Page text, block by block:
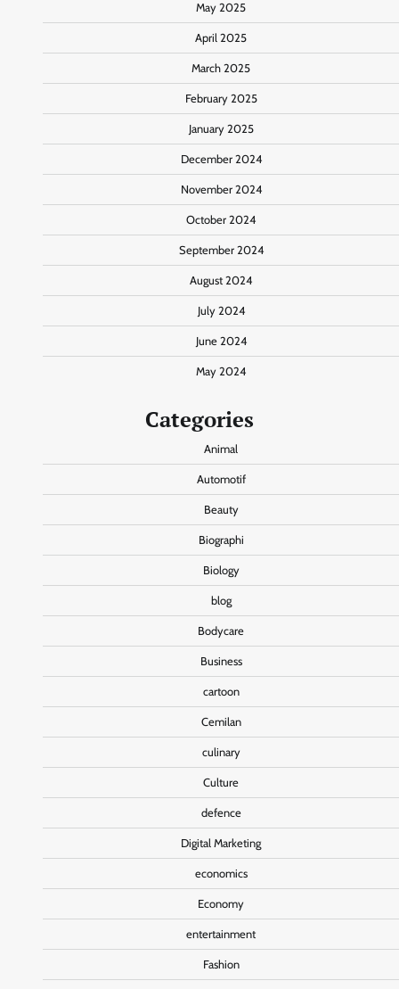
May 2025
April 2025
March 2025
February 2025
January 2025
December 2024
November 2024
October 2024
September 2024
August 2024
July 2024
June 2024
May 2024
Categories
Animal
Automotif
Beauty
Biographi
Biology
blog
Bodycare
Business
cartoon
Cemilan
culinary
Culture
defence
Digital Marketing
economics
Economy
entertainment
Fashion